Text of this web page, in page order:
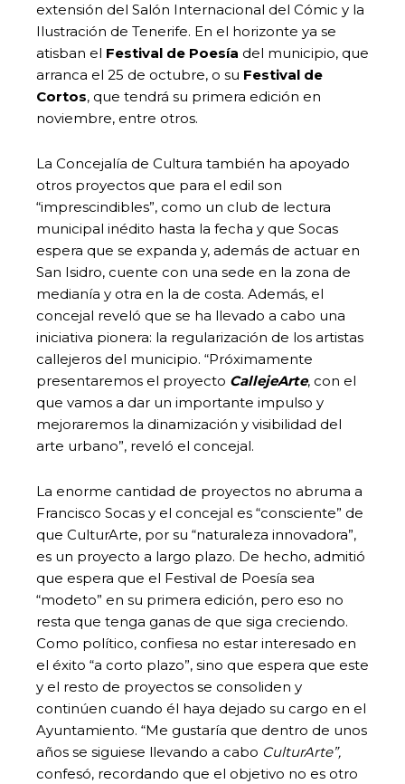
extensión del Salón Internacional del Cómic y la
Ilustración de Tenerife. En el horizonte ya se
atisban el Festival de Poesía del municipio, que
arranca el 25 de octubre, o su Festival de
Cortos, que tendrá su primera edición en
noviembre, entre otros.
La Concejalía de Cultura también ha apoyado
otros proyectos que para el edil son
“imprescindibles”, como un club de lectura
municipal inédito hasta la fecha y que Socas
espera que se expanda y, además de actuar en
San Isidro, cuente con una sede en la zona de
medianía y otra en la de costa. Además, el
concejal reveló que se ha llevado a cabo una
iniciativa pionera: la regularización de los artistas
callejeros del municipio. “Próximamente
presentaremos el proyecto CallejeArte, con el
que vamos a dar un importante impulso y
mejoraremos la dinamización y visibilidad del
arte urbano”, reveló el concejal.
La enorme cantidad de proyectos no abruma a
Francisco Socas y el concejal es “consciente” de
que CulturArte, por su “naturaleza innovadora”,
es un proyecto a largo plazo. De hecho, admitió
que espera que el Festival de Poesía sea
“modeto” en su primera edición, pero eso no
resta que tenga ganas de que siga creciendo.
Como político, confiesa no estar interesado en
el éxito “a corto plazo”, sino que espera que este
y el resto de proyectos se consoliden y
continúen cuando él haya dejado su cargo en el
Ayuntamiento. “Me gustaría que dentro de unos
años se siguiese llevando a cabo CulturArte”,
confesó, recordando que el objetivo no es otro